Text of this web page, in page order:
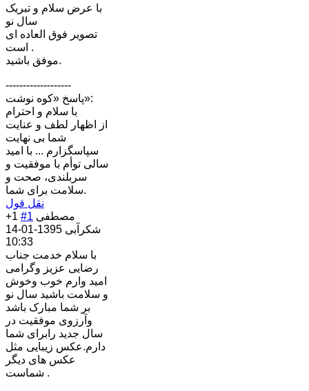
با عرض سلام و تبریک
سال نو
تصویر فوق العاده ای
است .
موفق باشید.
-------------------
پاسخ «کوه نوشت»:
با سلام و احترام
از اظهار لطف و عنایت
شما بی نهایت
سپاسگزارم ... با امید
سالی توأم با موفقیت و
سربلندی، صحت و
سلامت برای شما.
نقل قول
+1 #1 مصطفی
شکرآبی
1395-01-14
10:33
با سلام خدمت جناب
رضایی عزیز وگرامی
امید وارم خوب وخوش
و سلامت باشید سال نو
بر شما مبارک باشد
وآرزوی موفقیت در
سال جدید رابرای شما
دارم.عکس زیبایی مثل
عکس های دیگر
شماست .